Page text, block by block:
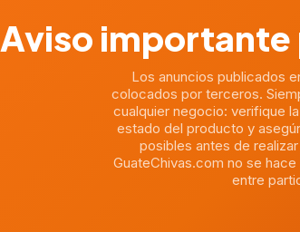
Aviso importante
Los anuncios publicados
colocados por terceros.
cualquier negocio: verifique
estado del producto y
posibles antes de
GuateChivas.com no se
entre